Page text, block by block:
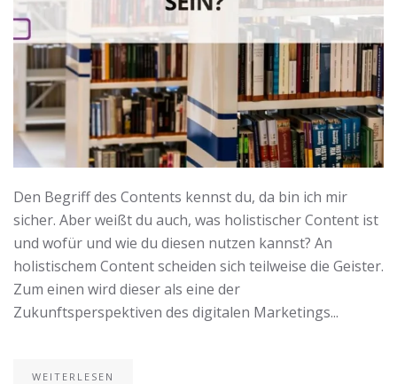
Den Begriff des Contents kennst du, da bin ich mir
sicher. Aber weißt du auch, was holistischer Content ist
und wofür und wie du diesen nutzen kannst? An
holistischem Content scheiden sich teilweise die Geister.
Zum einen wird dieser als eine der
Zukunftsperspektiven des digitalen Marketings...
WEITERLESEN